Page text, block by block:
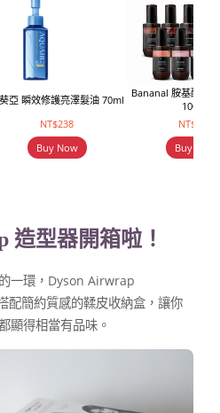
亞 瞬效修護亮澤髮油 70ml
NT$238
Buy Now
Bananal 胺基酸香
100ml
NT$354
Buy Now
造型器開箱啦！
一環，Dyson Airwrap
配簡約質感的鞣皮收納盒，讓你
顯得相當有品味。